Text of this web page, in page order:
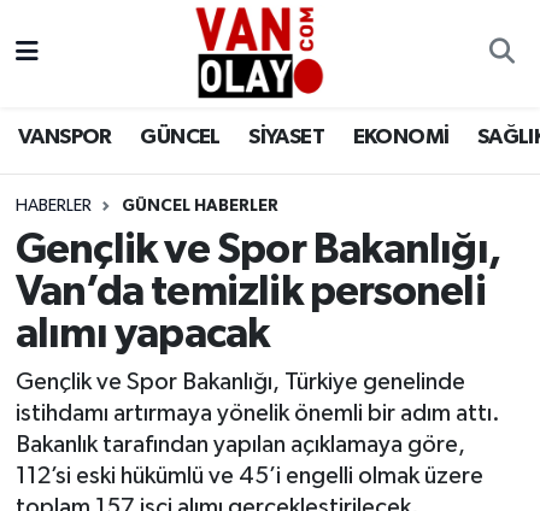
VANSPOR GÜNCEL SİYASET EKONOMİ
HABERLER GÜNCEL HABERLER
Gençlik ve Spor Bakanlığı,
Van’da temizlik personeli
alımı yapacak
Gençlik ve Spor Bakanlığı, Türkiye genelinde
istihdamı artırmaya yönelik önemli bir adım attı.
Bakanlık tarafından yapılan açıklamaya göre,
112’si eski hükümlü ve 45’i engelli olmak üzere
Siyaset
Ekonomi
Sağlık
Eğitim
Bilim & Teknoloji
Van Nöbetçi Eczaneler
Van Namaz Vakitleri
Van Trafik Yoğunluk Haritası
Süper Lig Puan Durumu ve Fikstür
Tüm Manşetler
Son Dakika Haberleri